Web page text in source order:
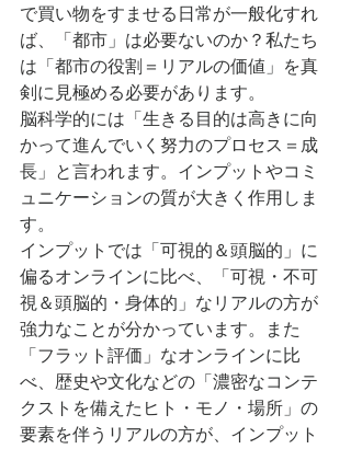
で買い物をすませる日常が一般化すれ
ば、「都市」は必要ないのか？私たち
は「都市の役割＝リアルの価値」を真
剣に見極める必要があります。
脳科学的には「生きる目的は高きに向
かって進んでいく努力のプロセス＝成
長」と言われます。インプットやコミ
ュニケーションの質が大きく作用しま
す。
インプットでは「可視的＆頭脳的」に
偏るオンラインに比べ、「可視・不可
視＆頭脳的・身体的」なリアルの方が
強力なことが分かっています。また
「フラット評価」なオンラインに比
べ、歴史や文化などの「濃密なコンテ
クストを備えたヒト・モノ・場所」の
要素を伴うリアルの方が、インプット